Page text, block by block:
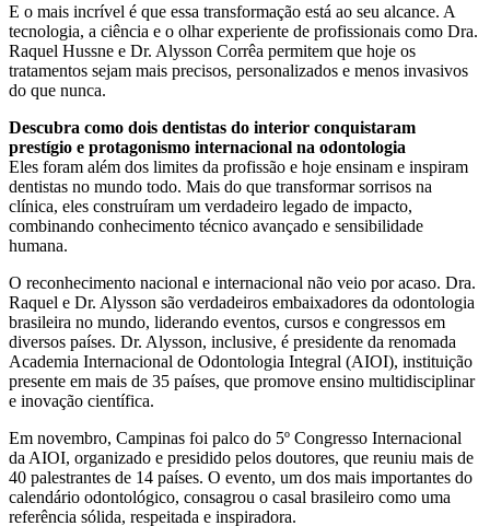
E o mais incrível é que essa transformação está ao seu alcance. A
tecnologia, a ciência e o olhar experiente de profissionais como Dra.
Raquel Hussne e Dr. Alysson Corrêa permitem que hoje os
tratamentos sejam mais precisos, personalizados e menos invasivos
do que nunca.
Descubra como dois dentistas do interior conquistaram
prestígio e protagonismo internacional na odontologia
Eles foram além dos limites da profissão e hoje ensinam e inspiram
dentistas no mundo todo. Mais do que transformar sorrisos na
clínica, eles construíram um verdadeiro legado de impacto,
combinando conhecimento técnico avançado e sensibilidade
humana.
O reconhecimento nacional e internacional não veio por acaso. Dra.
Raquel e Dr. Alysson são verdadeiros embaixadores da odontologia
brasileira no mundo, liderando eventos, cursos e congressos em
diversos países. Dr. Alysson, inclusive, é presidente da renomada
Academia Internacional de Odontologia Integral (AIOI), instituição
presente em mais de 35 países, que promove ensino multidisciplinar
e inovação científica.
Em novembro, Campinas foi palco do 5º Congresso Internacional
da AIOI, organizado e presidido pelos doutores, que reuniu mais de
40 palestrantes de 14 países. O evento, um dos mais importantes do
calendário odontológico, consagrou o casal brasileiro como uma
referência sólida, respeitada e inspiradora.